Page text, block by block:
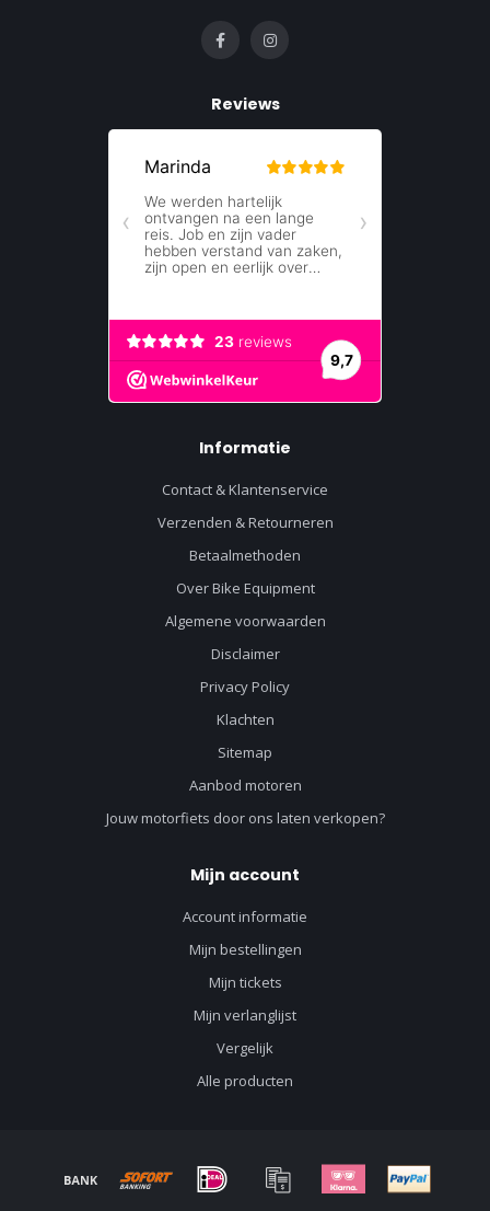
Reviews
Informatie
Contact & Klantenservice
Verzenden & Retourneren
Betaalmethoden
Over Bike Equipment
Algemene voorwaarden
Disclaimer
Privacy Policy
Klachten
Sitemap
Aanbod motoren
Jouw motorfiets door ons laten verkopen?
Mijn account
Account informatie
Mijn bestellingen
Mijn tickets
Mijn verlanglijst
Vergelijk
Alle producten